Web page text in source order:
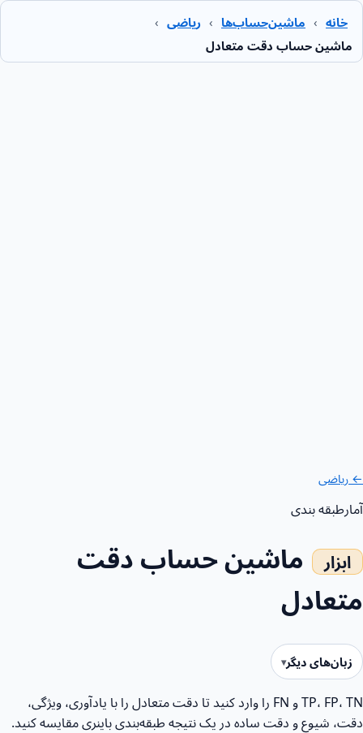
خانه › ماشین‌حساب‌ها › ریاضی ›
ماشین حساب دقت متعادل
← ریاضی
آمارطبقه بندی
ماشین حساب دقت
متعادل
زبان‌های دیگر
TP، FP، TN و FN را وارد کنید تا دقت متعادل را با یادآوری، ویژگی،
دقت، شیوع و دقت ساده در یک نتیجه طبقه‌بندی باینری مقایسه کنید.